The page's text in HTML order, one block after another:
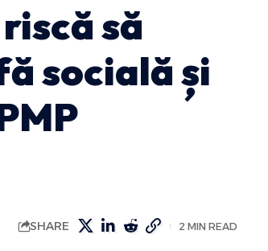
să
socială și
SHARE 2 MIN READ